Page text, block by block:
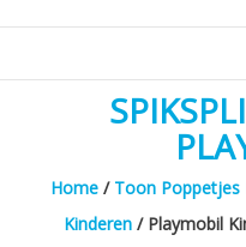
dromen
voor
iedereen
Home/ Toon Poppetjes
Kinderen / Playmobil